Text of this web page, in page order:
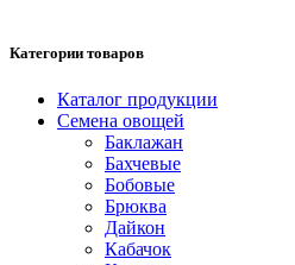
Категории товаров
Каталог продукции
Семена овощей
Баклажан
Бахчевые
Бобовые
Брюква
Дайкон
Кабачок